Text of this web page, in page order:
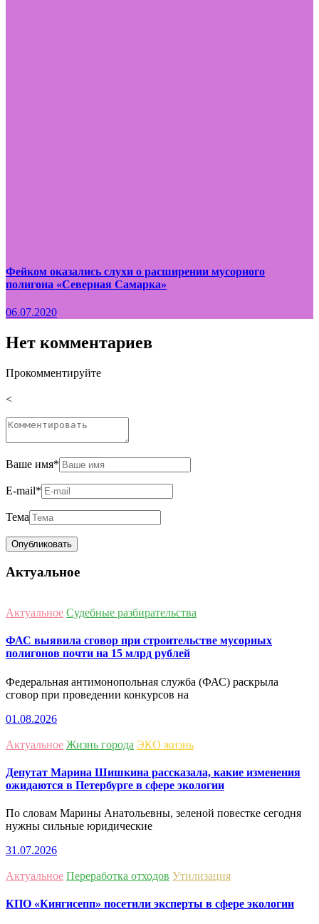
Фейком оказались слухи о расширении мусорного
полигона «Северная Самарка»
06.07.2020
Нет комментариев
Прокомментируйте
<
Ваше имя*
E-mail*
Тема
Актуальное
Актуальное Судебные разбирательства
ФАС выявила сговор при строительстве мусорных
полигонов почти на 15 млрд рублей
Федеральная антимонопольная служба (ФАС) раскрыла
сговор при проведении конкурсов на
01.08.2026
Актуальное Жизнь города ЭКО жизнь
Депутат Марина Шишкина рассказала, какие изменения
ожидаются в Петербурге в сфере экологии
По словам Марины Анатольевны, зеленой повестке сегодня
нужны сильные юридические
31.07.2026
Актуальное Переработка отходов Утилизация
КПО «Кингисепп» посетили эксперты в сфере экологии